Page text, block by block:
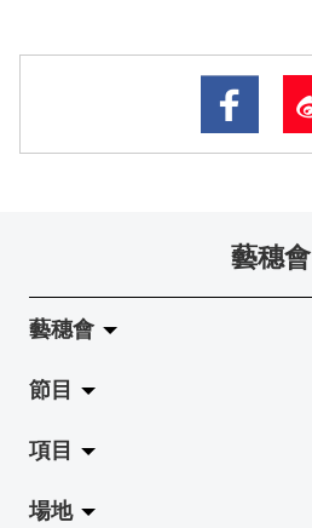
藝穗會
藝穗會
關於藝穗會
藝穗會的演化
使命與宗旨
節目
拉闊
展覽
項目
Jazz-Go-Central, Jazz-Go-Fringe
場地